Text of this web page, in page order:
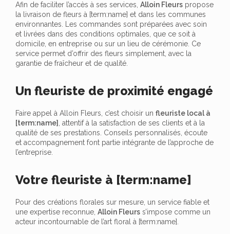
Afin de faciliter l’accès à ses services, Alloin Fleurs propose
la livraison de fleurs à [term:name] et dans les communes
environnantes. Les commandes sont préparées avec soin
et livrées dans des conditions optimales, que ce soit à
domicile, en entreprise ou sur un lieu de cérémonie. Ce
service permet d’offrir des fleurs simplement, avec la
garantie de fraîcheur et de qualité.
Un fleuriste de proximité engagé
Faire appel à Alloin Fleurs, c’est choisir un fleuriste local à
[term:name]
, attentif à la satisfaction de ses clients et à la
qualité de ses prestations. Conseils personnalisés, écoute
et accompagnement font partie intégrante de l’approche de
l’entreprise.
Votre fleuriste à [term:name]
Pour des créations florales sur mesure, un service fiable et
une expertise reconnue, Alloin Fleurs s’impose comme un
acteur incontournable de l’art floral à [term:name].